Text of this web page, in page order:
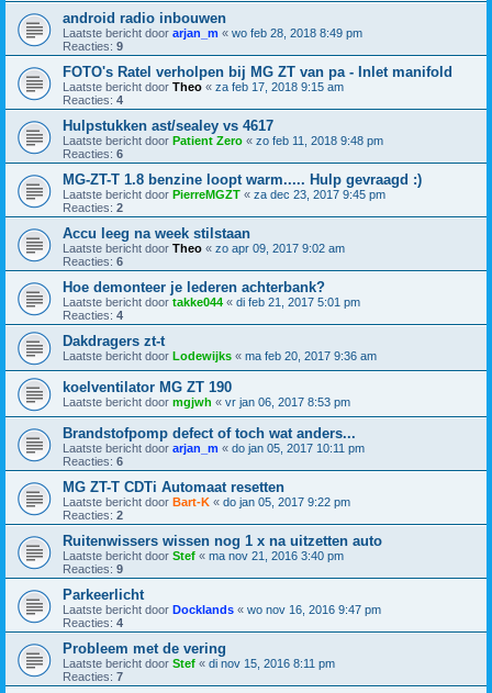
android radio inbouwen
Laatste bericht door arjan_m « wo feb 28, 2018 8:49 pm
Reacties: 9
FOTO's Ratel verholpen bij MG ZT van pa - Inlet manifold
Laatste bericht door Theo « za feb 17, 2018 9:15 am
Reacties: 4
Hulpstukken ast/sealey vs 4617
Laatste bericht door Patient Zero « zo feb 11, 2018 9:48 pm
Reacties: 6
MG-ZT-T 1.8 benzine loopt warm..... Hulp gevraagd :)
Laatste bericht door PierreMGZT « za dec 23, 2017 9:45 pm
Reacties: 2
Accu leeg na week stilstaan
Laatste bericht door Theo « zo apr 09, 2017 9:02 am
Reacties: 6
Hoe demonteer je lederen achterbank?
Laatste bericht door takke044 « di feb 21, 2017 5:01 pm
Reacties: 4
Dakdragers zt-t
Laatste bericht door Lodewijks « ma feb 20, 2017 9:36 am
koelventilator MG ZT 190
Laatste bericht door mgjwh « vr jan 06, 2017 8:53 pm
Brandstofpomp defect of toch wat anders...
Laatste bericht door arjan_m « do jan 05, 2017 10:11 pm
Reacties: 6
MG ZT-T CDTi Automaat resetten
Laatste bericht door Bart-K « do jan 05, 2017 9:22 pm
Reacties: 2
Ruitenwissers wissen nog 1 x na uitzetten auto
Laatste bericht door Stef « ma nov 21, 2016 3:40 pm
Reacties: 9
Parkeerlicht
Laatste bericht door Docklands « wo nov 16, 2016 9:47 pm
Reacties: 4
Probleem met de vering
Laatste bericht door Stef « di nov 15, 2016 8:11 pm
Reacties: 7